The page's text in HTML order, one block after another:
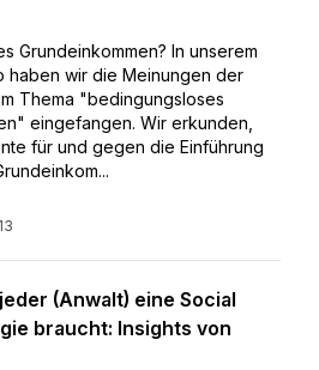
Grundeinkommen? In unserem
haben wir die Meinungen der
Thema "bedingungsloses
eingefangen. Wir erkunden,
für und gegen die Einführung
(Anwalt) eine Social
braucht: Insights von